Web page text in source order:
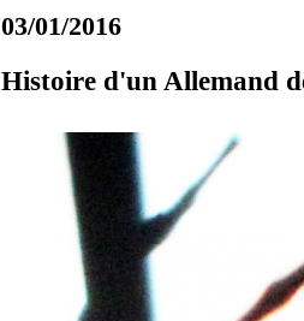
03/01/2016
Histoire d'un Allemand